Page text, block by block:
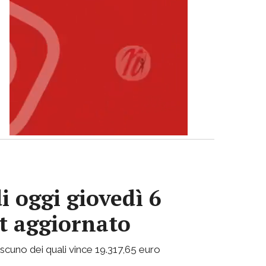
oggi giovedì 6
aggiornato
dei quali vince 19.317,65 euro